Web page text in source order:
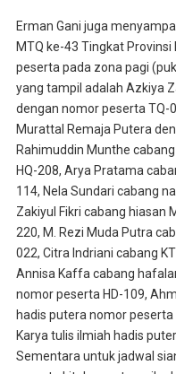
Erman Gani juga
MTQ ke-43 Tingkat
peserta pada zona pagi
yang tampil adalah Azkiya
dengan nomor peserta TQ-
Murattal Remaja Putera
Rahimuddin Munthe
HQ-208, Arya Pratama
114, Nela Sundari cabang
Zakiyul Fikri cabang hiasan
220, M. Rezi Muda Putra
022, Citra Indriani cabang
Annisa Kaffa cabang
nomor peserta HD-109,
hadis putera nomor
Karya tulis ilmiah hadis
Sementara untuk jadwal